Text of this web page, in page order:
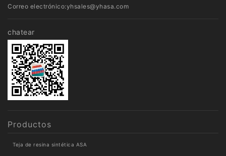
Correo electrónico:yhsales@yhasa.com
chatear
Productos
Teja de resina sintética ASA